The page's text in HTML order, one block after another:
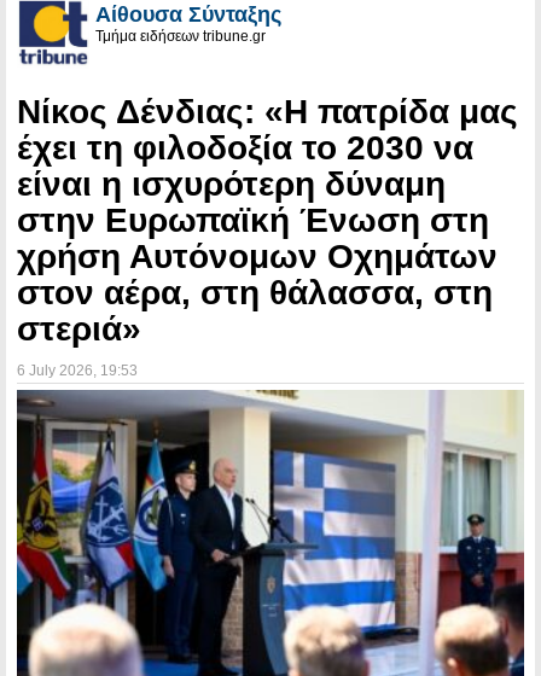
Αίθουσα Σύνταξης
Τμήμα ειδήσεων tribune.gr
Νίκος Δένδιας: «Η πατρίδα μας
έχει τη φιλοδοξία το 2030 να
είναι η ισχυρότερη δύναμη
στην Ευρωπαϊκή Ένωση στη
χρήση Αυτόνομων Οχημάτων
στον αέρα, στη θάλασσα, στη
στεριά»
6 July 2026 , 19:53